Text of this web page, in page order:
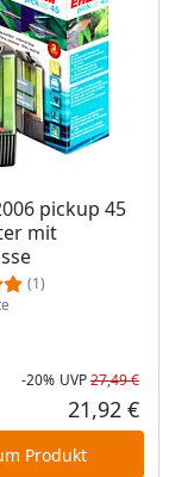
pickup 45
mit
(1)
-20% UVP27,49 €
21,92 €
Produkt